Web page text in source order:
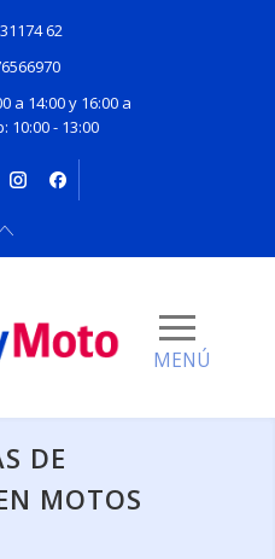
62
a 14:00 y 16:00 a
10:00 - 13:00
DE
MOTOS